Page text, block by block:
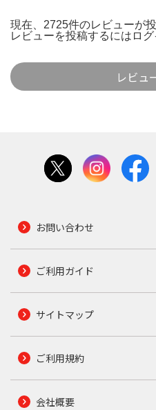
現在、2725件のレビューが
レビューを投稿するには ロ
レビュ
お問い合わせ
ご利用ガイド
サイトマップ
ご利用規約
会社概要